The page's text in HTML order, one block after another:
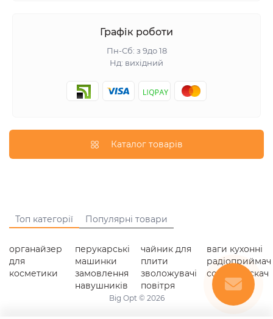
Графік роботи
Пн-Сб: з 9до 18
Нд: вихідний
Каталог товарів
Топ категорії Популярні товари
органайзер
для
косметики
перукарські
машинки
замовлення
навушників
чайник для
плити
зволожувачі
повітря
ваги кухонні
радіоприймач
соковитискач
Big Opt © 2026